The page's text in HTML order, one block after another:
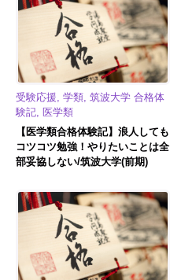
受験応援, 学類, 筑波大学 合格体
験記, 医学類
【医学類合格体験記】浪人しても
コツコツ勉強！やりたいことは全
部妥協しない/筑波大学(前期)